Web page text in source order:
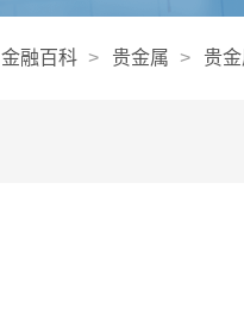
金融百科 贵金属 贵